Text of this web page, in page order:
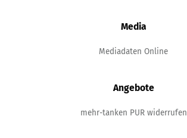
Media
Mediadaten Online
Angebote
mehr-tanken PUR widerrufen